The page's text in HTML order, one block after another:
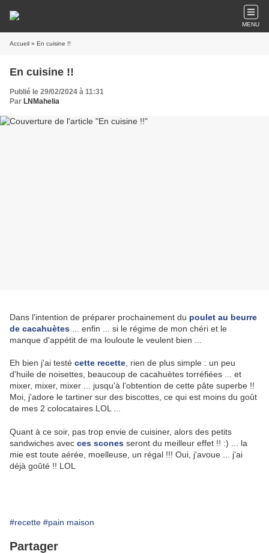
MENU
Accueil » En cuisine !!
En cuisine !!
Publié le 29/02/2024 à 11:31
Par LNMahelia
Dans l'intention de préparer prochainement du poulet au beurre
de cacahuètes ... enfin ... si le régime de mon chéri et le
manque d'appétit de ma louloute le veulent bien ...
Eh bien j'ai testé cette recette , rien de plus simple : un peu
d'huile de noisettes, beaucoup de cacahuètes torréfiées ... et
mixer, mixer, mixer ... jusqu'à l'obtention de cette pâte superbe !!
Moi, j'adore le tartiner sur des biscottes, ce qui est moins du goût
de mes 2 colocataires LOL ...
Quant à ce soir, pas trop envie de cuisiner, alors des petits
sandwiches avec ces scones seront du meilleur effet !! :) ... la
mie est toute aérée, moelleuse, un régal !!! Oui, j'avoue ... j'ai
déjà goûté !! LOL
#recette #pain maison
Partager